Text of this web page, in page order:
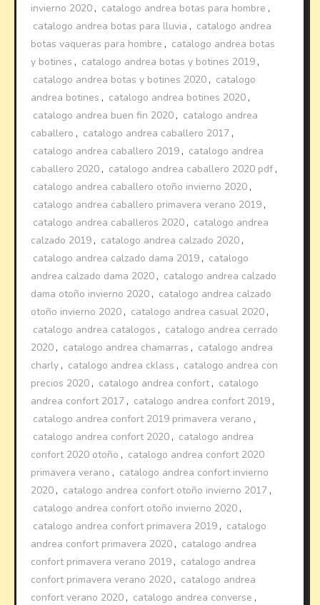
invierno 2020 , catalogo andrea botas para hombre ,
catalogo andrea botas para lluvia , catalogo andrea
botas vaqueras para hombre , catalogo andrea botas
y botines , catalogo andrea botas y botines 2019 ,
catalogo andrea botas y botines 2020 , catalogo
andrea botines , catalogo andrea botines 2020 ,
catalogo andrea buen fin 2020 , catalogo andrea
caballero , catalogo andrea caballero 2017 ,
catalogo andrea caballero 2019 , catalogo andrea
caballero 2020 , catalogo andrea caballero 2020 pdf ,
catalogo andrea caballero otoño invierno 2020 ,
catalogo andrea caballero primavera verano 2019 ,
catalogo andrea caballeros 2020 , catalogo andrea
calzado 2019 , catalogo andrea calzado 2020 ,
catalogo andrea calzado dama 2019 , catalogo
andrea calzado dama 2020 , catalogo andrea calzado
dama otoño invierno 2020 , catalogo andrea calzado
otoño invierno 2020 , catalogo andrea casual 2020 ,
catalogo andrea catalogos , catalogo andrea cerrado
2020 , catalogo andrea chamarras , catalogo andrea
charly , catalogo andrea cklass , catalogo andrea con
precios 2020 , catalogo andrea confort, catalogo
andrea confort 2017 , catalogo andrea confort 2019 ,
catalogo andrea confort 2019 primavera verano ,
catalogo andrea confort 2020 , catalogo andrea
confort 2020 otoño , catalogo andrea confort 2020
primavera verano , catalogo andrea confort invierno
2020 , catalogo andrea confort otoño invierno 2017 ,
catalogo andrea confort otoño invierno 2020 ,
catalogo andrea confort primavera 2019 , catalogo
andrea confort primavera 2020 , catalogo andrea
confort primavera verano 2019 , catalogo andrea
confort primavera verano 2020 , catalogo andrea
confort verano 2020 , catalogo andrea converse ,